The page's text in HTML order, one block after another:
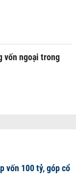
vốn ngoại trong
vốn 100 tỷ, góp cổ